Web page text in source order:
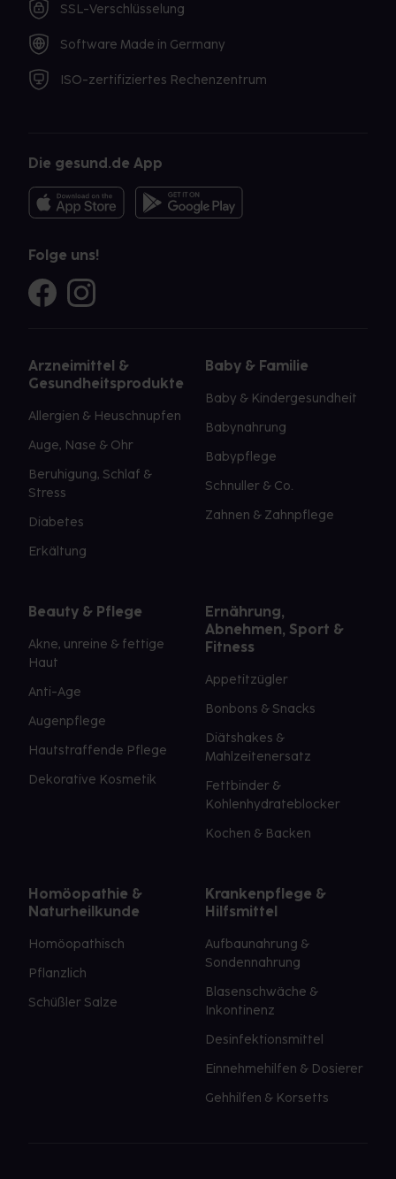
SSL-Verschlüsselung
Software Made in Germany
ISO-zertifiziertes Rechenzentrum
Die gesund.de App
Folge uns!
Arzneimittel &
Gesundheitsprodukte
Allergien & Heuschnupfen
Auge, Nase & Ohr
Beruhigung, Schlaf &
Stress
Diabetes
Erkältung
Baby & Familie
Baby & Kindergesundheit
Babynahrung
Babypflege
Schnuller & Co.
Zahnen & Zahnpflege
Beauty & Pflege
Akne, unreine & fettige
Haut
Anti-Age
Augenpflege
Hautstraffende Pflege
Dekorative Kosmetik
Ernährung,
Abnehmen, Sport &
Fitness
Appetitzügler
Bonbons & Snacks
Diätshakes &
Mahlzeitenersatz
Fettbinder &
Kohlenhydrateblocker
Kochen & Backen
Homöopathie &
Naturheilkunde
Homöopathisch
Pflanzlich
Schüßler Salze
Krankenpflege &
Hilfsmittel
Aufbaunahrung &
Sondennahrung
Blasenschwäche &
Inkontinenz
Desinfektionsmittel
Einnehmehilfen & Dosierer
Gehhilfen & Korsetts